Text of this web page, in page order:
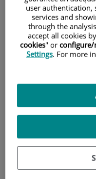
síntomas evidentes, y solo
fases avanzadas. Ante
Olympia Quirónsalud
salud es no esperar a que
por la prevención.
Chequeos que marcan la
manera temprana señales
revisiones personalizadas
Reducir riesgos
Aumentar la
personal.
Un acompañamiento
user authentication,
services and
through the
accept all cookies
cookies" or configure/
Settings. For more